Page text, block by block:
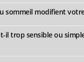
sommeil modifient
il trop sensible ou